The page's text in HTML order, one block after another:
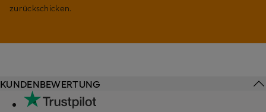
zurückschicken.
KUNDENBEWERTUNG